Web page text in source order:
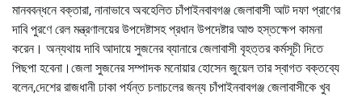
মানববন্ধনে বক্তারা, নানাভাবে অবহেলিত চাঁপাইনবাবগঞ্জ জেলাবাসী আট দফা প্রাণের
দাবি পুরণে রেল মন্ত্রণালয়ের উপদেষ্টাসহ প্রধান উপদেষ্টার আশু হস্তক্ষেপ কামনা
করেন। অন্যথায় দাবি আদায়ে সুজনের ব্যানারে জেলাবাসী বৃহত্তর কর্মসূচী দিতে
পিছপা হবেনা।জেলা সুজনের সম্পাদক মনোয়ার হোসেন জুয়েল তার স্বাগত বক্তব্যে
বলেন,দেশের রাজধানী ঢাকা পর্যন্ত চলাচলের জন্য চাঁপাইনবাবগঞ্জ জেলাবাসীকে খুব